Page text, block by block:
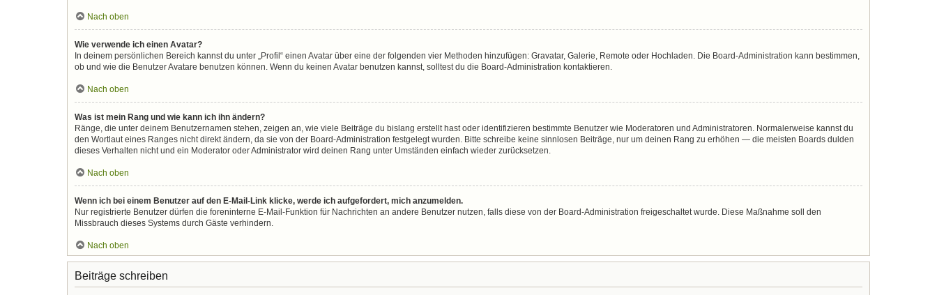
Nach oben
Wie verwende ich einen Avatar?
In deinem persönlichen Bereich kannst du unter „Profil“ einen Avatar über eine der folgenden vier Methoden hinzufügen: Gravatar, Galerie, Remote oder Hochladen. Die Board-Administration kann bestimmen,
ob und wie die Benutzer Avatare benutzen können. Wenn du keinen Avatar benutzen kannst, solltest du die Board-Administration kontaktieren.
Nach oben
Was ist mein Rang und wie kann ich ihn ändern?
Ränge, die unter deinem Benutzernamen stehen, zeigen an, wie viele Beiträge du bislang erstellt hast oder identifizieren bestimmte Benutzer wie Moderatoren und Administratoren. Normalerweise kannst du
den Wortlaut eines Ranges nicht direkt ändern, da sie von der Board-Administration festgelegt wurden. Bitte schreibe keine sinnlosen Beiträge, nur um deinen Rang zu erhöhen — die meisten Boards dulden
dieses Verhalten nicht und ein Moderator oder Administrator wird deinen Rang unter Umständen einfach wieder zurücksetzen.
Nach oben
Wenn ich bei einem Benutzer auf den E-Mail-Link klicke, werde ich aufgefordert, mich anzumelden.
Nur registrierte Benutzer dürfen die foreninterne E-Mail-Funktion für Nachrichten an andere Benutzer nutzen, falls diese von der Board-Administration freigeschaltet wurde. Diese Maßnahme soll den
Missbrauch dieses Systems durch Gäste verhindern.
Nach oben
Beiträge schreiben